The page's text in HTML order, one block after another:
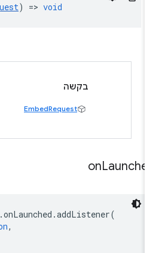
) => void
בקשה
EmbedRequest
on
.onLaunched.addListener